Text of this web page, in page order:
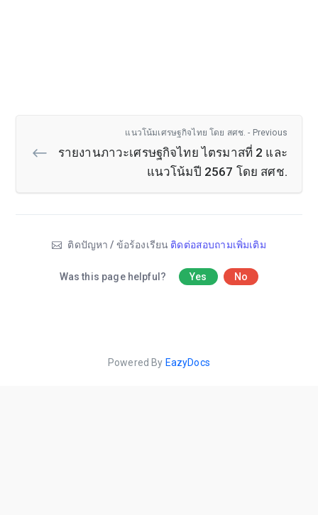
แนวโน้มเศรษฐกิจไทย โดย สศช. - Previous
รายงานภาวะเศรษฐกิจไทย ไตรมาสที่ 2 และ
แนวโน้มปี 2567 โดย สศช.
ติดปัญหา / ข้อร้องเรียน ติดต่อสอบถามเพิ่มเติม
Was this page helpful? Yes No
Powered By EazyDocs